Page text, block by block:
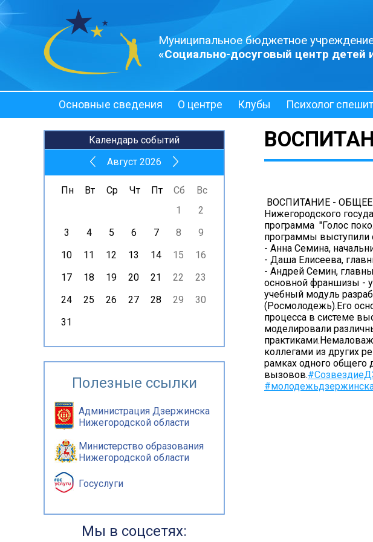
Муниципальное бюджетное
«Социально-досуговый центр детей
Основные сведения О центре Клубы Психолог
Календарь событий
Август 2026
Пн Вт Ср Чт Пт Сб
Вс
1
2
3
4 5 6 7 8
9
10
11 12 13 14 15
16
17
18 19 20 21 22
23
24
25 26 27 28 29
30
31
Полезные ссылки
Администрация Дзержинска
Нижегородской области
Министерство образования
Нижегородской области
Госуслуги
Мы в соцсетях:
ВОСПИТАНИЕ - ОБЩЕЕ
Нижегородского
программа "Голос
программы выступили
- Анна Семина,
- Даша Елисеева,
- Андрей Семин,
основной франшизы -
учебный модуль
(Росмолодежь).Его
процесса в системе
моделировали
коллегами из других
рамках одного общего
вызовов.